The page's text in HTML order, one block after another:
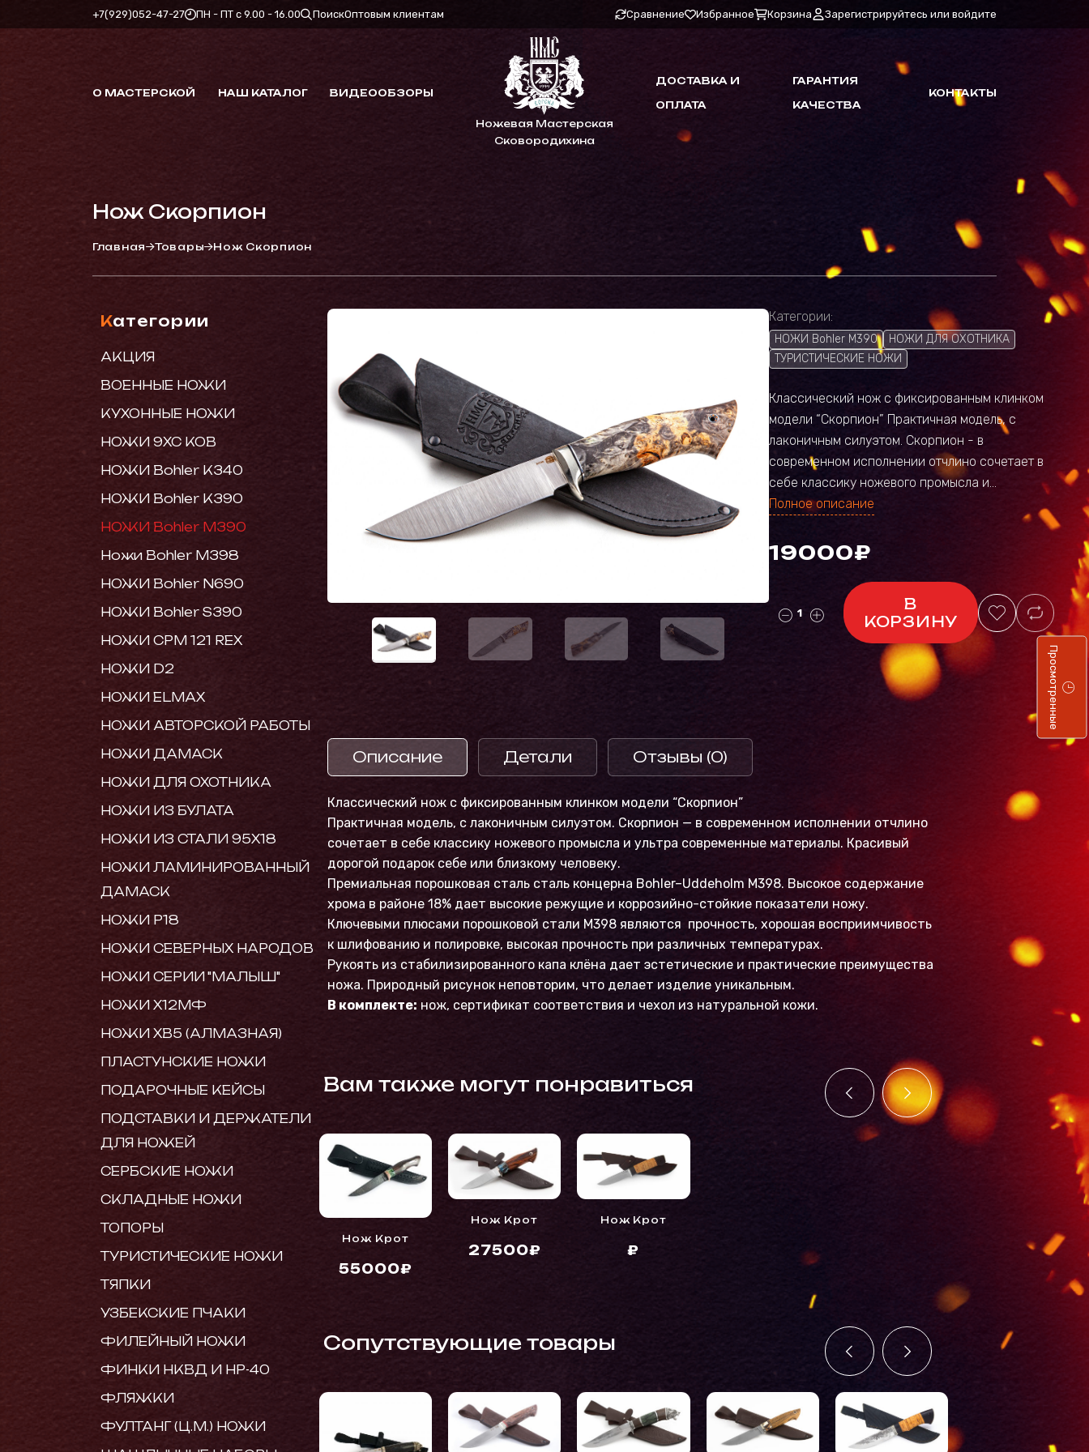
+7(929)052-47-27 ПН - ПТ с 9.00 - 16.00 ПоискОптовым клиентам Сравнение Избранное Корзина Зарегистрируйтесь или войдите
О МАСТЕРСКОЙ НАШ КАТАЛОГ ВИДЕООБЗОРЫ
Ножевая Мастерская
Сковородихина
ДОСТАВКА И
ОПЛАТА
ГАРАНТИЯ
КАЧЕСТВА
КОНТАКТЫ
Нож Скорпион
Главная Товары Нож Скорпион
Категории
АКЦИЯ
ВОЕННЫЕ НОЖИ
КУХОННЫЕ НОЖИ
НОЖИ 9ХС КОВ
НОЖИ Bohler K340
НОЖИ Bohler K390
НОЖИ Bohler M390
Ножи Bohler M398
НОЖИ Bohler N690
НОЖИ Bohler S390
НОЖИ CPM 121 REX
НОЖИ D2
НОЖИ ELMAX
НОЖИ АВТОРСКОЙ РАБОТЫ
НОЖИ ДАМАСК
НОЖИ ДЛЯ ОХОТНИКА
НОЖИ ИЗ БУЛАТА
НОЖИ ИЗ СТАЛИ 95Х18
НОЖИ ЛАМИНИРОВАННЫЙ
ДАМАСК
НОЖИ Р18
НОЖИ СЕВЕРНЫХ НАРОДОВ
НОЖИ СЕРИИ "МАЛЫШ"
НОЖИ Х12МФ
НОЖИ ХВ5 (АЛМАЗНАЯ)
ПЛАСТУНСКИЕ НОЖИ
ПОДАРОЧНЫЕ КЕЙСЫ
ПОДСТАВКИ И ДЕРЖАТЕЛИ
ДЛЯ НОЖЕЙ
СЕРБСКИЕ НОЖИ
СКЛАДНЫЕ НОЖИ
ТОПОРЫ
ТУРИСТИЧЕСКИЕ НОЖИ
ТЯПКИ
УЗБЕКСКИЕ ПЧАКИ
ФИЛЕЙНЫЙ НОЖИ
ФИНКИ НКВД И НР-40
ФЛЯЖКИ
ФУЛТАНГ (Ц.М.) НОЖИ
Категории:
НОЖИ Bohler M390
НОЖИ ДЛЯ ОХОТНИКА
ТУРИСТИЧЕСКИЕ НОЖИ
Классический нож с фиксированным клинком
модели “Скорпион” Практичная модель, с
лаконичным силуэтом. Скорпион - в
современном исполнении отчлино сочетает в
себе классику ножевого промысла и...
Полное описание
19000₽
В
КОРЗИНУ
Описание Детали Отзывы (0)
Классический нож с фиксированным клинком модели “Скорпион”
Практичная модель, с лаконичным силуэтом. Скорпион — в современном исполнении отчлино
сочетает в себе классику ножевого промысла и ультра современные материалы. Красивый
дорогой подарок себе или близкому человеку.
Премиальная порошковая сталь сталь концерна Bohler–Uddeholm M398. Высокое содержание
хрома в районе 18% дает высокие режущие и коррозийно-стойкие показатели ножу.
Ключевыми плюсами порошковой стали M398 являются прочность, хорошая восприимчивость
к шлифованию и полировке, высокая прочность при различных температурах.
Рукоять из стабилизированного капа клёна дает эстетические и практические преимущества
ножа. Природный рисунок неповторим, что делает изделие уникальным.
В комплекте: нож, сертификат соответствия и чехол из натуральной кожи.
Вам также могут понравиться
Нож Крот
55000₽
Нож Крот
27500₽
Нож Крот
₽
Cопутствующие товары
Просмотренные